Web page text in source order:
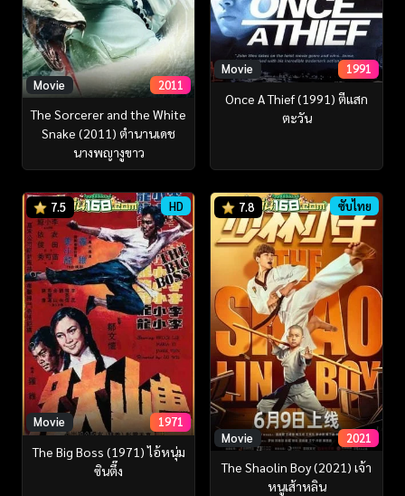
Movie 2011
The Sorcerer and the White
Snake (2011) ตำนานเดช
นางพญางูขาว
Movie 1991
Once A Thief (1991) ตีแสก
ตะวัน
7.5 HD
Movie 1971
The Big Boss (1971) ไอ้หนุ่ม
ซินตึ๊ง
7.8 ซับไทย
Movie 2021
The Shaolin Boy (2021) เจ้า
หนูเส้าหลิน